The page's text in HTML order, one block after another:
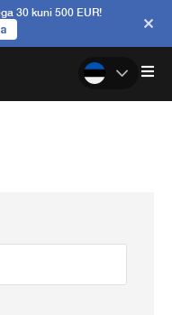
30 kuni 500 EUR!